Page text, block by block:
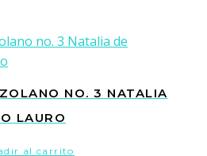
NO. 3 NATALIA
LAURO
al carrito